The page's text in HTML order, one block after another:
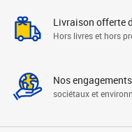
Livraison offerte
Hors livres et hors
Nos engagements
sociétaux et